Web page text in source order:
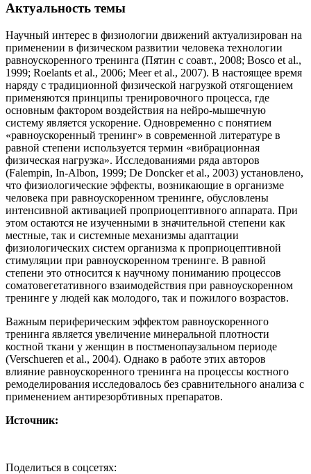
Актуальность темы
Научный интерес в физиологии движений актуализирован на
применении в физическом развитии человека технологии
равноускоренного тренинга (Пятин с соавт., 2008; Bosco et al.,
1999; Roelants et al., 2006; Meer et al., 2007). В настоящее время
наряду с традиционной физической нагрузкой отягощением
применяются принципы тренировочного процесса, где
основным фактором воздействия на нейро-мышечную
систему является ускорение. Одновременно с понятием
«равноускоренный тренинг» в современной литературе в
равной степени используется термин «вибрационная
физическая нагрузка». Исследованиями ряда авторов
(Falempin, In-Albon, 1999; De Doncker et al., 2003) установлено,
что физиологические эффекты, возникающие в организме
человека при равноускоренном тренинге, обусловлены
интенсивной активацией проприоцептивного аппарата. При
этом остаются не изученными в значительной степени как
местные, так и системные механизмы адаптации
физиологических систем организма к проприоцептивной
стимуляции при равноускоренном тренинге. В равной
степени это относится к научному пониманию процессов
соматовегетативного взаимодействия при равноускоренном
тренинге у людей как молодого, так и пожилого возрастов.
Важным периферическим эффектом равноускоренного
тренинга является увеличение минеральной плотности
костной ткани у женщин в постменопаузальном периоде
(Verschueren et al., 2004). Однако в работе этих авторов
влияние равноускоренного тренинга на процессы костного
ремоделирования исследовалось без сравнительного анализа с
применением антирезорбтивных препаратов.
Источник:
Поделиться в соцсетях: